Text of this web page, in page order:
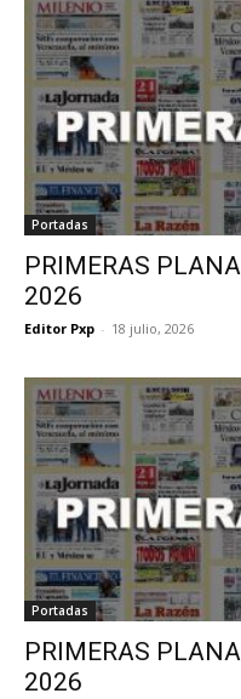
Portadas
PRIMERAS
2026
Editor Pxp - 18 julio, 2026
Portadas
PRIMERAS
2026